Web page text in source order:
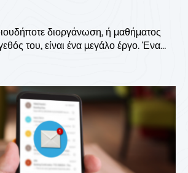
διοργάνωση, ή μαθήματος
του, είναι ένα μεγάλο έργο. Ένα